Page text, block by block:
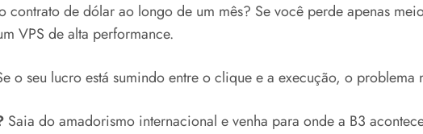
contrato de dólar ao longo de um mês? Se você perde apenas
VPS de alta performance.
o seu lucro está sumindo entre o clique e a execução, o problema
Saia do amadorismo internacional e venha para onde a B3